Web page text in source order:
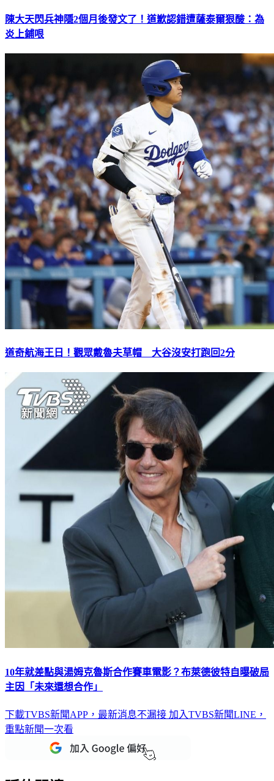
陳大天閃兵神隱2個月後發文了！道歉認錯遭薩泰爾狠酸：為
炎上鋪哏
道奇航海王日！觀眾戴魯夫草帽 大谷沒安打跑回2分
10年就差點與湯姆克魯斯合作賽車電影？布萊德彼特自曝破局
主因「未來還想合作」
下載TVBS新聞APP，最新消息不漏接 加入TVBS新聞LINE，
重點新聞一次看